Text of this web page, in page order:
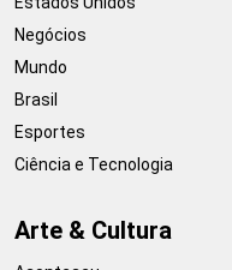
Negócios
Mundo
Brasil
Esportes
Ciência e Tecnologia
Arte & Cultura